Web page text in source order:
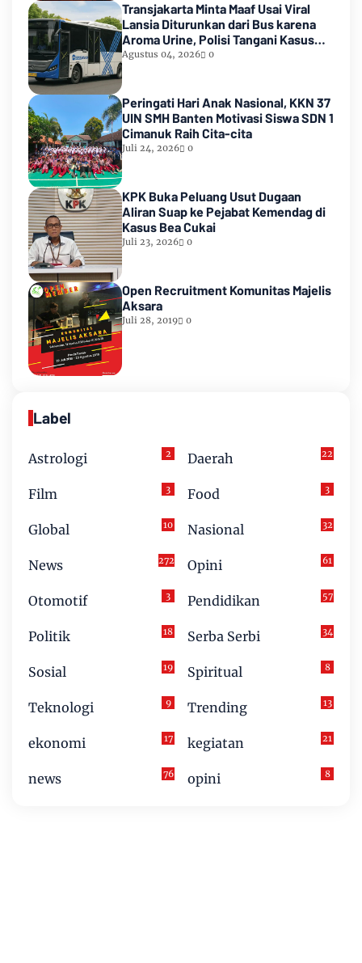
Transjakarta Minta Maaf Usai Viral
Lansia Diturunkan dari Bus karena
Aroma Urine, Polisi Tangani Kasus
Lansia Korban Penyekapan
Agustus 04, 2026 0
Peringati Hari Anak Nasional, KKN 37
UIN SMH Banten Motivasi Siswa SDN 1
Cimanuk Raih Cita-cita
Juli 24, 2026 0
KPK Buka Peluang Usut Dugaan
Aliran Suap ke Pejabat Kemendag di
Kasus Bea Cukai
Juli 23, 2026 0
Open Recruitment Komunitas Majelis
Aksara
Juli 28, 2019 0
Label
Astrologi 2 Daerah 22
Film 3 Food 3
Global 10 Nasional 32
News 272 Opini 61
Otomotif 3 Pendidikan 57
Politik 18 Serba Serbi 34
Sosial 19 Spiritual 8
Teknologi 9 Trending 13
ekonomi 17 kegiatan 21
news 76 opini 8